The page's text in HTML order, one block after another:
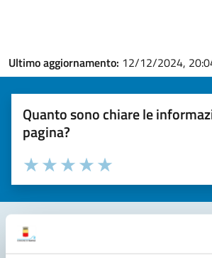
Ultimo aggiornamento: 12/12/2024,
Quanto sono chiare le
pagina?
Valuta la chiarezza delle informazioni (da 1 a 5
Seleziona il numero di stelle per
Valuta 5 stelle su 5
Valuta 4 stelle su 5
Valuta 3 stelle su 5
Valuta 2 stelle su 5
Valuta 1 stelle su 5